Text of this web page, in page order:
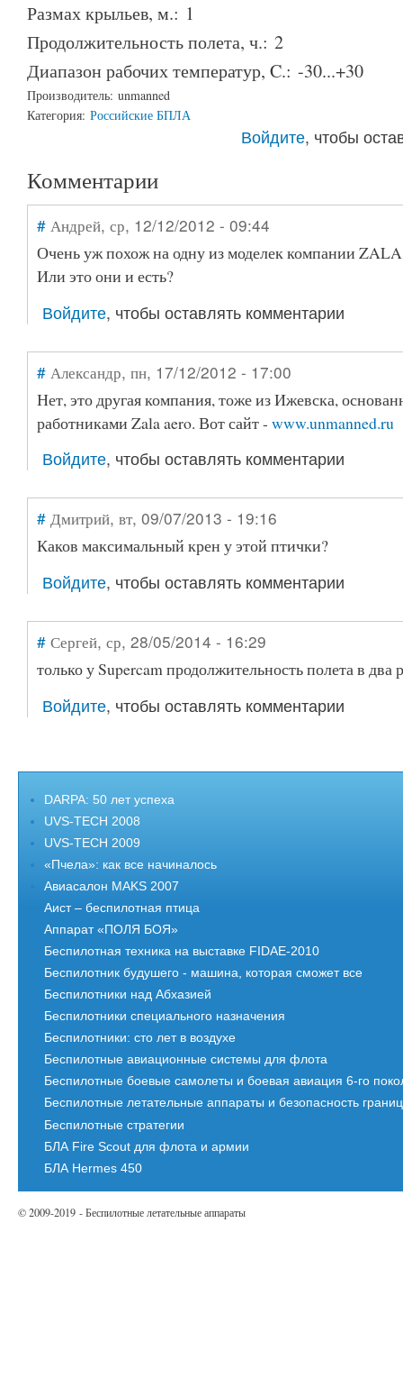
Размах крыльев, м.: 1
Продолжительность полета, ч.: 2
Диапазон рабочих температур, C.: -30...+30
Производитель: unmanned
Категория: Российские БПЛА
Войдите, чтобы
Комментарии
# Андрей, ср, 12/12/2012 - 09:44
Очень уж похож на одну из моделек компании
Или это они и есть?
Войдите, чтобы оставлять комментарии
# Александр, пн, 17/12/2012 - 17:00
Нет, это другая компания, тоже из Ижевска,
работниками Zala aero. Вот сайт - www.unmanned.ru
Войдите, чтобы оставлять комментарии
# Дмитрий, вт, 09/07/2013 - 19:16
Каков максимальный крен у этой птички?
Войдите, чтобы оставлять комментарии
# Сергей, ср, 28/05/2014 - 16:29
только у Supercam продолжительность полета в два
Войдите, чтобы оставлять комментарии
DARPA: 50 лет успеха
UVS-TECH 2008
UVS-TECH 2009
«Пчела»: как все начиналось
Авиасалон MAKS 2007
Аист – беспилотная птица
Аппарат «ПОЛЯ БОЯ»
Беспилотная техника на выставке FIDAE-2010
Беспилотник будушего - машина, которая сможет все
Беспилотники над Абхазией
Беспилотники специального назначения
Беспилотники: сто лет в воздухе
Беспилотные авиационные системы для флота
Беспилотные боевые самолеты и боевая авиация 6-го
Беспилотные летательные аппараты и безопасность границ
Беспилотные стратегии
БЛА Fire Scout для флота и армии
БЛА Hermes 450
© 2009-2019 - Беспилотные летательные аппараты